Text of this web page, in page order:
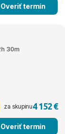
Overiť termín
30m
za skupinu4 152 €
Overiť termín